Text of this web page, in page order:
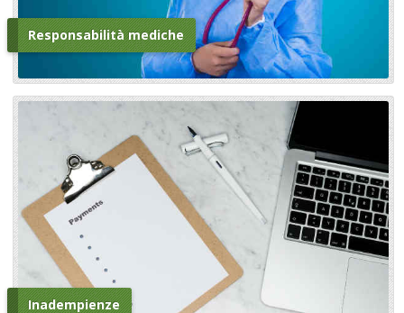
Responsabilità mediche
Inadempienze